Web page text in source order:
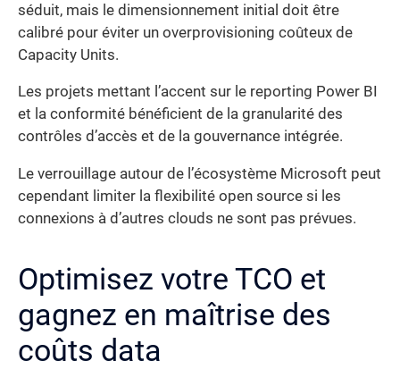
séduit, mais le dimensionnement initial doit être
calibré pour éviter un overprovisioning coûteux de
Capacity Units.
Les projets mettant l’accent sur le reporting Power BI
et la conformité bénéficient de la granularité des
contrôles d’accès et de la gouvernance intégrée.
Le verrouillage autour de l’écosystème Microsoft peut
cependant limiter la flexibilité open source si les
connexions à d’autres clouds ne sont pas prévues.
Optimisez votre TCO et
gagnez en maîtrise des
coûts data